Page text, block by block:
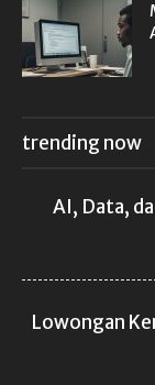
trending now
AI, Data,
Lowongan